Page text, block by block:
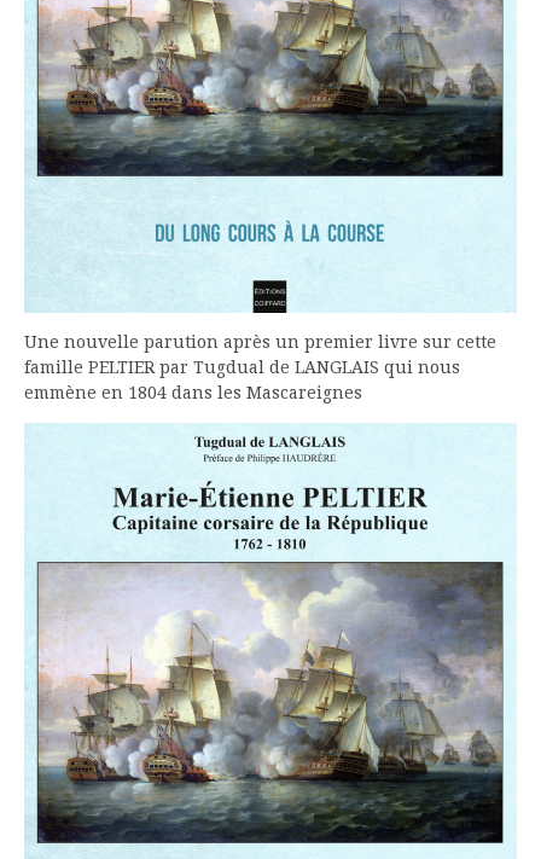
Une nouvelle parution après un premier livre sur cette
famille PELTIER par Tugdual de LANGLAIS qui nous
emmène en 1804 dans les Mascareignes